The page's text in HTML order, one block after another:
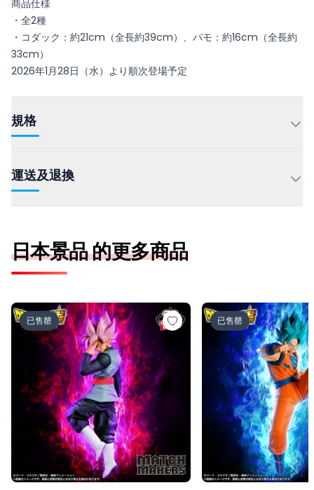
商品仕様
・全2種
・コダック：約21cm（全長約39cm）、パモ：約16cm（全長約
33cm）
2026年1月28日（水）より順次登場予定
規格
運送及退換
日本景品 的更多商品
ドラゴンボール超 MATCH MAKERS ゴクウブラック-超サ
已售罄
ドラゴンボール超
已售罄